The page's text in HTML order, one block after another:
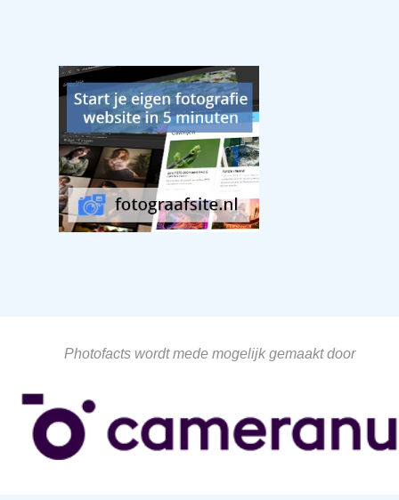
Photofacts wordt mede mogelijk gemaakt door